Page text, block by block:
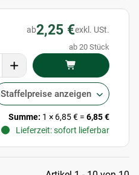
ab2,25 €exkl. USt.
ab 20 Stück
Staffelpreise anzeigen
Summe: 1 × 6,85 € = 6,85 €
Lieferzeit: sofort lieferbar